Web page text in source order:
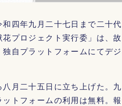
四年九月二十七日まで二十
プロジェクト実行委」は、
自プラットフォームにてデ
月二十五日に立ち上げた。
トフォームの利用は無料。